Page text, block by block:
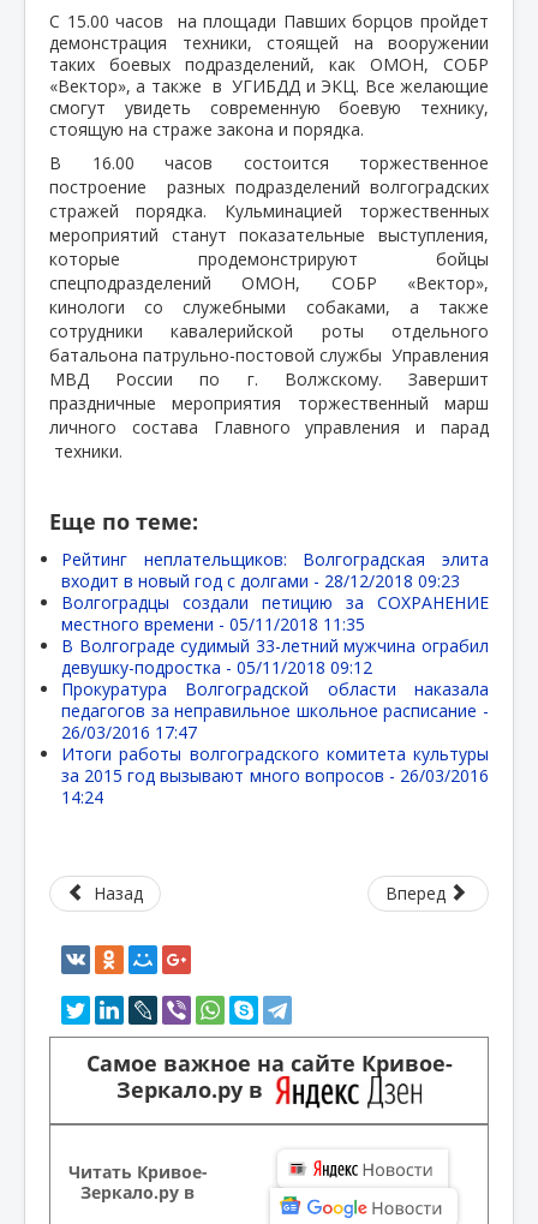
С 15.00 часов на площади Павших борцов пройдет
демонстрация техники, стоящей на вооружении
таких боевых подразделений, как ОМОН, СОБР
«Вектор», а также в УГИБДД и ЭКЦ. Все желающие
смогут увидеть современную боевую технику,
стоящую на страже закона и порядка.
В 16.00 часов состоится торжественное
построение
разных подразделений волгоградских
стражей порядка. Кульминацией торжественных
мероприятий станут показательные выступления,
которые продемонстрируют бойцы
спецподразделений ОМОН, СОБР «Вектор»,
кинологи со служебными собаками, а также
сотрудники кавалерийской роты отдельного
батальона патрульно-постовой службы Управления
МВД России по г. Волжскому. Завершит
праздничные мероприятия торжественный марш
личного состава Главного управления и парад
техники.
Еще по теме:
Рейтинг неплательщиков: Волгоградская элита
входит в новый год с долгами - 28/12/2018 09:23
Волгоградцы создали петицию за СОХРАНЕНИЕ
местного времени - 05/11/2018 11:35
В Волгограде судимый 33-летний мужчина ограбил
девушку-подростка - 05/11/2018 09:12
Прокуратура Волгоградской области наказала
педагогов за неправильное школьное расписание -
26/03/2016 17:47
Итоги работы волгоградского комитета культуры
за 2015 год вызывают много вопросов - 26/03/2016
14:24
Назад Вперед
Самое важное на сайте Кривое-
Зеркало.ру в
Читать Кривое-
Зеркало.ру в